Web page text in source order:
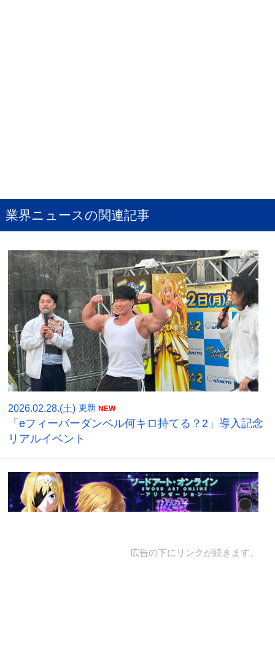
業界ニュースの関連記事
2026.02.28.(土) 更新
「eフィーバーダンベル何キロ持てる？2」導入記念
リアルイベント
広告の下にリンクが続きます。